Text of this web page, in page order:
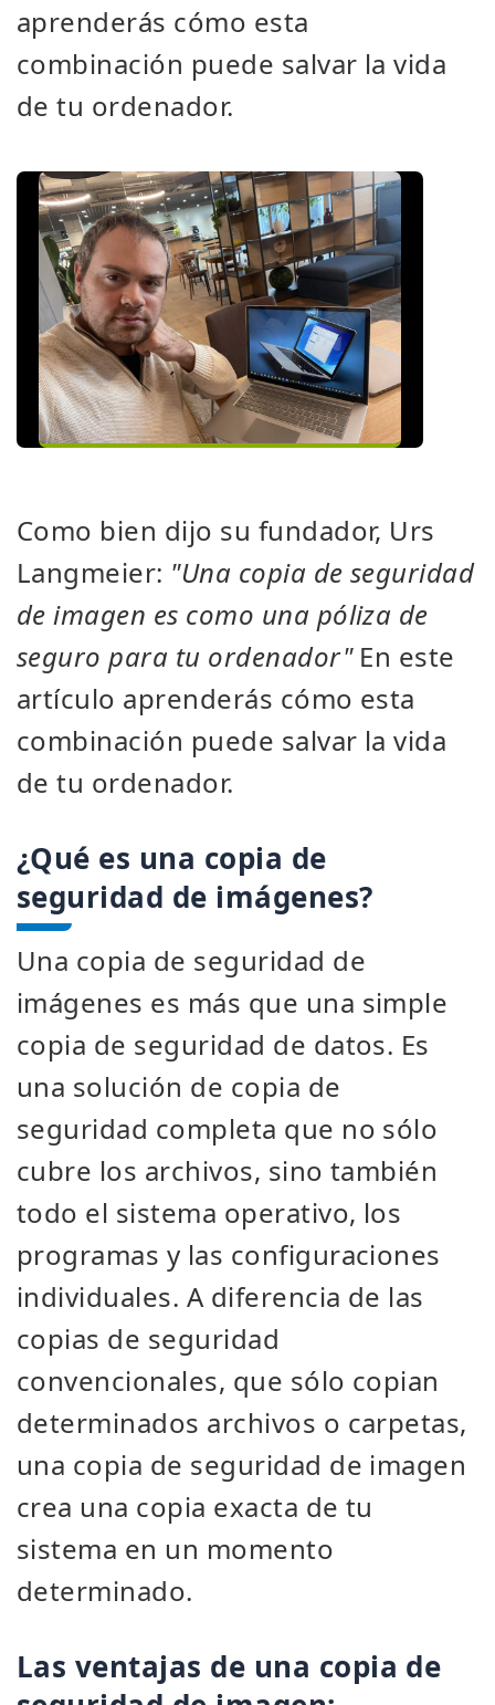
aprenderás cómo esta
combinación puede salvar la vida
de tu ordenador.
Como bien dijo su fundador, Urs
Langmeier: "Una copia de seguridad
de imagen es como una póliza de
seguro para tu ordenador"En este
artículo aprenderás cómo esta
combinación puede salvar la vida
de tu ordenador.
¿Qué es una copia de
seguridad de imágenes?
Una copia de seguridad de
imágenes es más que una simple
copia de seguridad de datos. Es
una solución de copia de
seguridad completa que no sólo
cubre los archivos, sino también
todo el sistema operativo, los
programas y las configuraciones
individuales. A diferencia de las
copias de seguridad
convencionales, que sólo copian
determinados archivos o carpetas,
una copia de seguridad de imagen
crea una copia exacta de tu
sistema en un momento
determinado.
Las ventajas de una copia de